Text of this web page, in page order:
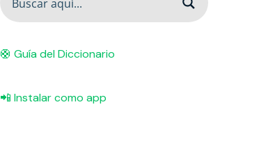
🛟 Guía del Diccionario
📲 Instalar como app